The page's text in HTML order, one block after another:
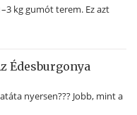
kg gumót terem. Ez azt
Édesburgonya
nyersen??? Jobb, mint a